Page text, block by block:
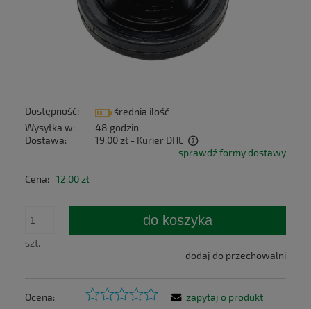
Dostępność:
średnia ilość
Wysyłka w:
48 godzin
Dostawa:
19,00 zł - Kurier DHL
Cena nie zawiera ewentualnych kosztów płatności
sprawdź formy dostawy
Cena: 12,00 zł
szt.
do koszyka
dodaj do przechowalni
Ocena:
zapytaj o produkt